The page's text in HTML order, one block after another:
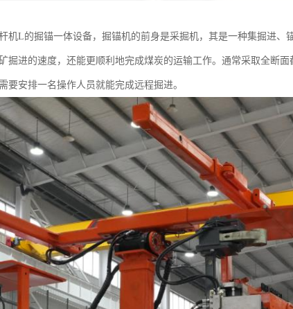
机L的掘锚一体设备，掘锚机的前身是采掘机，其是一种集掘进、
掘进的速度，还能更顺利地完成煤炭的运输工作。通常采取全断面
要安排一名操作人员就能完成远程掘进。